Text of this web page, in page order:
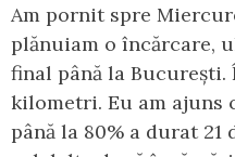
Am pornit spre
plănuiam o încărcare,
final până la
kilometri. Eu am ajuns
până la 80% a durat